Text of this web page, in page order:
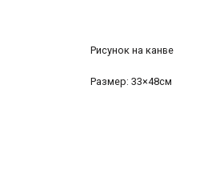
Рисунок на канве
Размер: 33×48см